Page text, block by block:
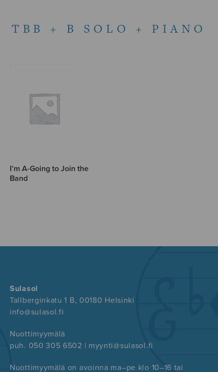
TBB + B SOLO + PIANO
I’m A-Going to Join the
Band
Sulasol
Tallberginkatu 1 B, 00180 Helsinki
info@sulasol.fi
Nuottimyymälä
puh. 050 305 6502 | myynti@sulasol.fi
Nuottimyymälä on avoinna ma–pe klo 10–16 tai